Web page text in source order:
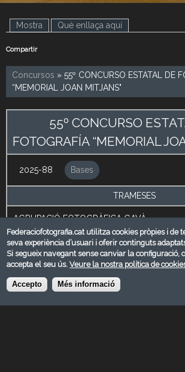
Mostra (pestanya activa)
Què enllaça aquí
Compartir
Concursos » 55º CONCURSO ESTATAL DE
“MEMORIAL JOAN MITJANS"
55º CONCURSO
FOTOGRAFÍA “MEMORIAL
2025-88 Bases
TRAMESES
AGRUPACIÓ FOTOGRÀFICA GAVÀ
Gavà
Barcelona
agfoga@gmail.com
http://www.agfoga.com
[field_comentaris_administraci_]
Federaciofotografia.cat utilitza cookies pròpies i de
seva experiència d’usuari i oferir continguts
Si segueix navegant sense canviar la configuració,
accepta el seu ús.Veure la nostra política de
Accepto Més informació